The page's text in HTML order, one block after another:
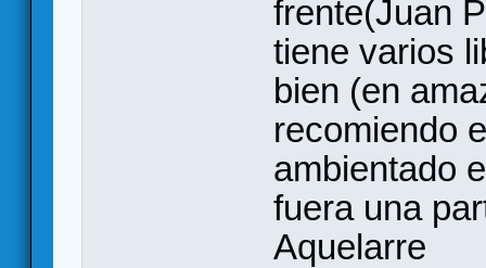
frente(Juan
tiene varios
bien (en
recomiendo
ambientado
fuera una
Aquelarre